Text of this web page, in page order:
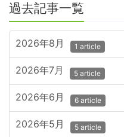
過去記事一覧
2026年8月 1 article
2026年7月 5 article
2026年6月 6 article
2026年5月 5 article